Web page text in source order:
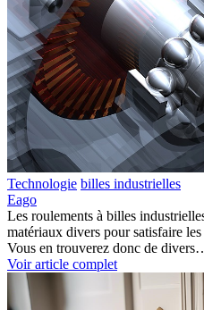
Technologie billes industrielles
Eago
Les roulements à billes
matériaux divers pour satisfaire
Vous en trouverez donc de
Voir article complet